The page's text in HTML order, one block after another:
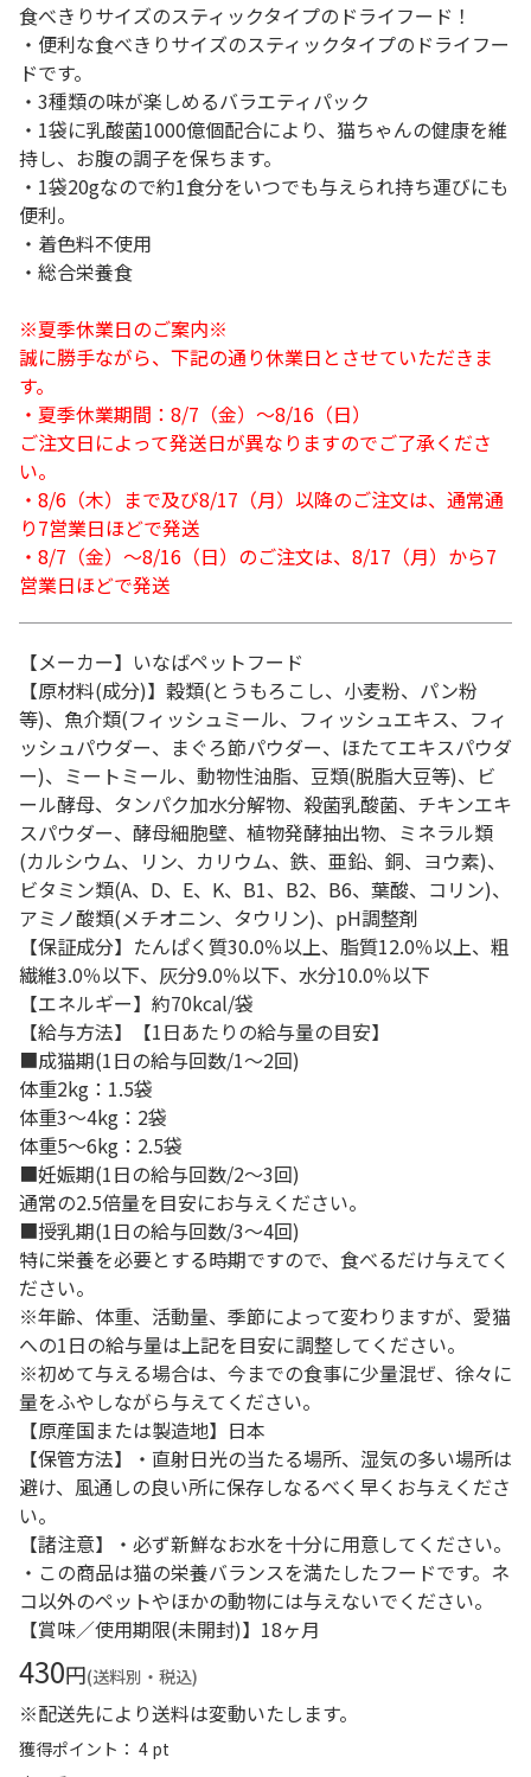
食べきりサイズのスティックタイプのドライフード！
・便利な食べきりサイズのスティックタイプのドライフー
ドです。
・3種類の味が楽しめるバラエティパック
・1袋に乳酸菌1000億個配合により、猫ちゃんの健康を維
持し、お腹の調子を保ちます。
・1袋20gなので約1食分をいつでも与えられ持ち運びにも
便利。
・着色料不使用
・総合栄養食
※夏季休業日のご案内※
誠に勝手ながら、下記の通り休業日とさせていただきま
す。
・夏季休業期間：8/7（金）～8/16（日）
ご注文日によって発送日が異なりますのでご了承くださ
い。
・8/6（木）まで及び8/17（月）以降のご注文は、通常通
り7営業日ほどで発送
・8/7（金）～8/16（日）のご注文は、8/17（月）から7
営業日ほどで発送
【メーカー】いなばペットフード
【原材料(成分)】穀類(とうもろこし、小麦粉、パン粉
等)、魚介類(フィッシュミール、フィッシュエキス、フィ
ッシュパウダー、まぐろ節パウダー、ほたてエキスパウダ
ー)、ミートミール、動物性油脂、豆類(脱脂大豆等)、ビ
ール酵母、タンパク加水分解物、殺菌乳酸菌、チキンエキ
スパウダー、酵母細胞壁、植物発酵抽出物、ミネラル類
(カルシウム、リン、カリウム、鉄、亜鉛、銅、ヨウ素)、
ビタミン類(A、D、E、K、B1、B2、B6、葉酸、コリン)、
アミノ酸類(メチオニン、タウリン)、pH調整剤
【保証成分】たんぱく質30.0％以上、脂質12.0％以上、粗
繊維3.0％以下、灰分9.0％以下、水分10.0％以下
【エネルギー】約70kcal/袋
【給与方法】【1日あたりの給与量の目安】
■成猫期(1日の給与回数/1～2回)
体重2kg：1.5袋
体重3～4kg：2袋
体重5～6kg：2.5袋
■妊娠期(1日の給与回数/2～3回)
通常の2.5倍量を目安にお与えください。
■授乳期(1日の給与回数/3～4回)
特に栄養を必要とする時期ですので、食べるだけ与えてく
ださい。
※年齢、体重、活動量、季節によって変わりますが、愛猫
への1日の給与量は上記を目安に調整してください。
※初めて与える場合は、今までの食事に少量混ぜ、徐々に
量をふやしながら与えてください。
【原産国または製造地】日本
【保管方法】・直射日光の当たる場所、湿気の多い場所は
避け、風通しの良い所に保存しなるべく早くお与えくださ
い。
【諸注意】・必ず新鮮なお水を十分に用意してください。
・この商品は猫の栄養バランスを満たしたフードです。ネ
コ以外のペットやほかの動物には与えないでください。
【賞味／使用期限(未開封)】18ヶ月
430円(送料別・税込)
※配送先により送料は変動いたします。
獲得ポイント： 4 pt